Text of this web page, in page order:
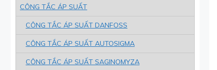
CÔNG TẮC ÁP SUẤT
CÔNG TẮC ÁP SUẤT DANFOSS
CÔNG TẮC ÁP SUẤT AUTOSIGMA
CÔNG TẮC ÁP SUẤT SAGINOMYZA